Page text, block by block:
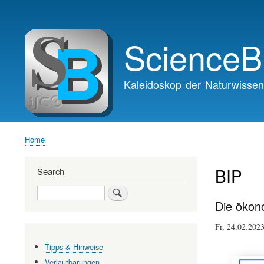
navigation
Kaleidoskop der
Home
BIP
Die
Fr,
Search
Search
Tipps & Hinweise
Verlautbarungen